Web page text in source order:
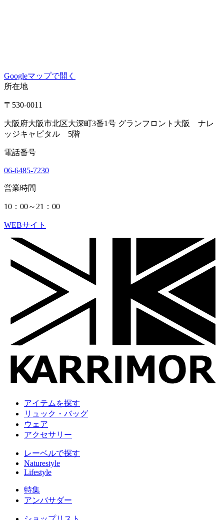
Googleマップで開く
所在地
〒530-0011
大阪府大阪市北区大深町3番1号 グランフロント大阪 ナレ
ッジキャピタル 5階
電話番号
06-6485-7230
営業時間
10：00～21：00
WEBサイト
アイテムを探す
リュック・バッグ
ウェア
アクセサリー
レーベルで探す
Naturestyle
Lifestyle
特集
アンバサダー